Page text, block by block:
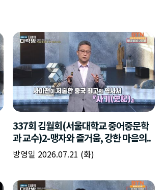
337회 김월회(서울대학교 중어중문학
과 교수)2-맹자와 즐거움, 강한 마음의..
방영일 2026.07.21 (화)